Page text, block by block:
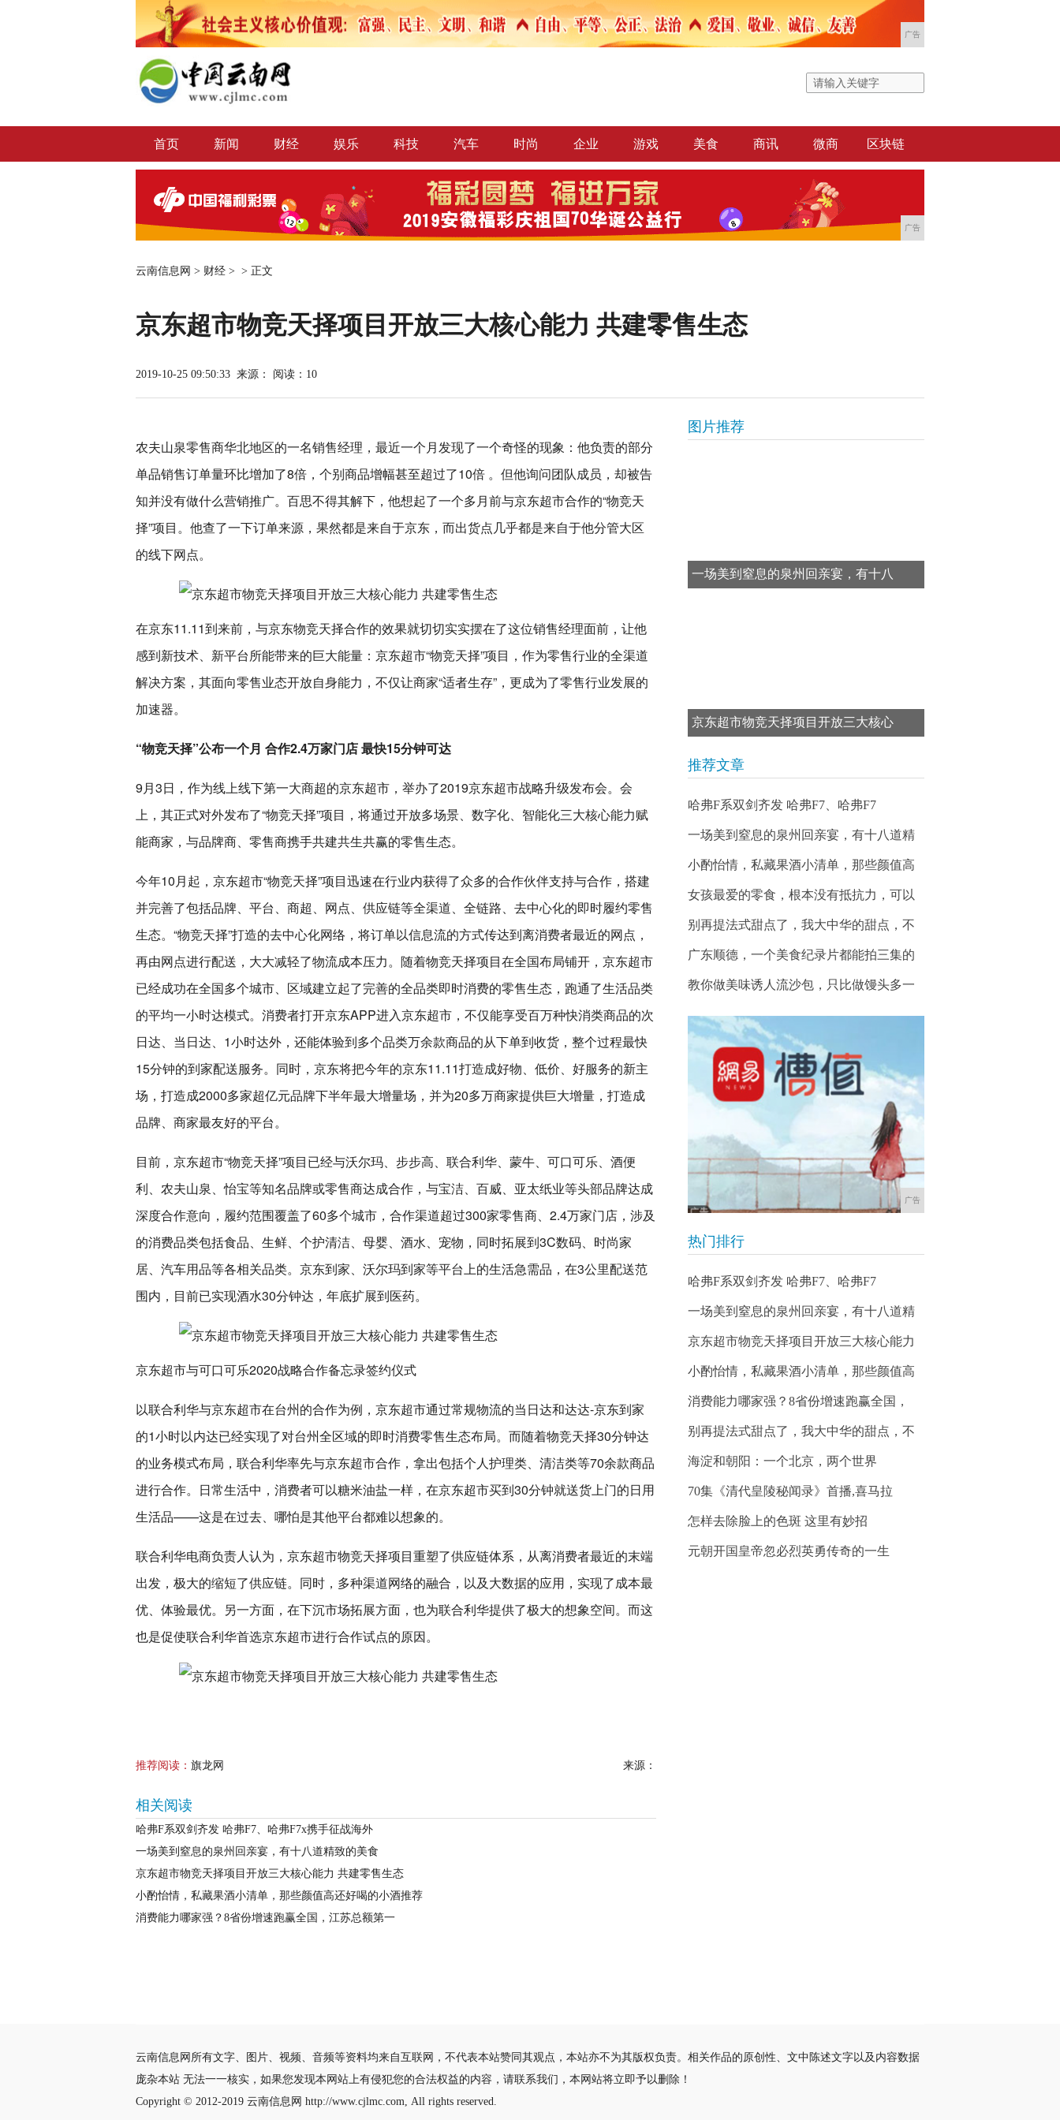
广告
首页 新闻 财经 娱乐 科技 汽车 时尚 企业 游戏 美食 商讯 微商 区块链
广告
云南信息网 > 财经 > > 正文
京东超市物竞天择项目开放三大核心能力 共建零售生态
2019-10-25 09:50:33 来源： 阅读：10
农夫山泉零售商华北地区的一名销售经理，最近一个月发现了一个奇怪的现象：他负责的部分
单品销售订单量环比增加了8倍，个别商品增幅甚至超过了10倍 。但他询问团队成员，却被告
知并没有做什么营销推广。百思不得其解下，他想起了一个多月前与京东超市合作的“物竞天
择”项目。他查了一下订单来源，果然都是来自于京东，而出货点几乎都是来自于他分管大区
的线下网点。
在京东11.11到来前，与京东物竞天择合作的效果就切切实实摆在了这位销售经理面前，让他
感到新技术、新平台所能带来的巨大能量：京东超市“物竞天择”项目，作为零售行业的全渠道
解决方案，其面向零售业态开放自身能力，不仅让商家“适者生存”，更成为了零售行业发展的
加速器。
“物竞天择”公布一个月 合作2.4万家门店 最快15分钟可达
9月3日，作为线上线下第一大商超的京东超市，举办了2019京东超市战略升级发布会。会
上，其正式对外发布了“物竞天择”项目，将通过开放多场景、数字化、智能化三大核心能力赋
能商家，与品牌商、零售商携手共建共生共赢的零售生态。
今年10月起，京东超市“物竞天择”项目迅速在行业内获得了众多的合作伙伴支持与合作，搭建
并完善了包括品牌、平台、商超、网点、供应链等全渠道、全链路、去中心化的即时履约零售
生态。“物竞天择”打造的去中心化网络，将订单以信息流的方式传达到离消费者最近的网点，
再由网点进行配送，大大减轻了物流成本压力。随着物竞天择项目在全国布局铺开，京东超市
已经成功在全国多个城市、区域建立起了完善的全品类即时消费的零售生态，跑通了生活品类
的平均一小时达模式。消费者打开京东APP进入京东超市，不仅能享受百万种快消类商品的次
日达、当日达、1小时达外，还能体验到多个品类万余款商品的从下单到收货，整个过程最快
15分钟的到家配送服务。同时，京东将把今年的京东11.11打造成好物、低价、好服务的新主
场，打造成2000多家超亿元品牌下半年最大增量场，并为20多万商家提供巨大增量，打造成
品牌、商家最友好的平台。
目前，京东超市“物竞天择”项目已经与沃尔玛、步步高、联合利华、蒙牛、可口可乐、酒便
利、农夫山泉、怡宝等知名品牌或零售商达成合作，与宝洁、百威、亚太纸业等头部品牌达成
深度合作意向，履约范围覆盖了60多个城市，合作渠道超过300家零售商、2.4万家门店，涉及
的消费品类包括食品、生鲜、个护清洁、母婴、酒水、宠物，同时拓展到3C数码、时尚家
居、汽车用品等各相关品类。京东到家、沃尔玛到家等平台上的生活急需品，在3公里配送范
围内，目前已实现酒水30分钟达，年底扩展到医药。
京东超市与可口可乐2020战略合作备忘录签约仪式
以联合利华与京东超市在台州的合作为例，京东超市通过常规物流的当日达和达达-京东到家
的1小时以内达已经实现了对台州全区域的即时消费零售生态布局。而随着物竞天择30分钟达
的业务模式布局，联合利华率先与京东超市合作，拿出包括个人护理类、清洁类等70余款商品
进行合作。日常生活中，消费者可以糖米油盐一样，在京东超市买到30分钟就送货上门的日用
生活品——这是在过去、哪怕是其他平台都难以想象的。
联合利华电商负责人认为，京东超市物竞天择项目重塑了供应链体系，从离消费者最近的末端
出发，极大的缩短了供应链。同时，多种渠道网络的融合，以及大数据的应用，实现了成本最
优、体验最优。另一方面，在下沉市场拓展方面，也为联合利华提供了极大的想象空间。而这
也是促使联合利华首选京东超市进行合作试点的原因。
推荐阅读： 旗龙网 来源：
相关阅读
哈弗F系双剑齐发 哈弗F7、哈弗F7x携手征战海外
一场美到窒息的泉州回亲宴，有十八道精致的美食
京东超市物竞天择项目开放三大核心能力 共建零售生态
小酌怡情，私藏果酒小清单，那些颜值高还好喝的小酒推荐
消费能力哪家强？8省份增速跑赢全国，江苏总额第一
图片推荐
一场美到窒息的泉州回亲宴，有十八
京东超市物竞天择项目开放三大核心
推荐文章
哈弗F系双剑齐发 哈弗F7、哈弗F7
一场美到窒息的泉州回亲宴，有十八道精
小酌怡情，私藏果酒小清单，那些颜值高
女孩最爱的零食，根本没有抵抗力，可以
别再提法式甜点了，我大中华的甜点，不
广东顺德，一个美食纪录片都能拍三集的
教你做美味诱人流沙包，只比做馒头多一
广告
热门排行
哈弗F系双剑齐发 哈弗F7、哈弗F7
一场美到窒息的泉州回亲宴，有十八道精
京东超市物竞天择项目开放三大核心能力
小酌怡情，私藏果酒小清单，那些颜值高
消费能力哪家强？8省份增速跑赢全国，
别再提法式甜点了，我大中华的甜点，不
海淀和朝阳：一个北京，两个世界
70集《清代皇陵秘闻录》首播,喜马拉
怎样去除脸上的色斑 这里有妙招
元朝开国皇帝忽必烈英勇传奇的一生
云南信息网所有文字、图片、视频、音频等资料均来自互联网，不代表本站赞同其观点，本站亦不为其版权负责。相关作品的原创性、文中陈述文字以及内容数据
庞杂本站 无法一一核实，如果您发现本网站上有侵犯您的合法权益的内容，请联系我们，本网站将立即予以删除！
Copyright © 2012-2019 云南信息网 http://www.cjlmc.com, All rights reserved.